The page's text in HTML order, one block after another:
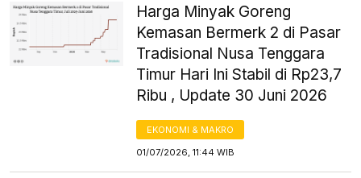
Harga Minyak Goreng
Kemasan Bermerk 2 di Pasar
Tradisional Nusa Tenggara
Timur Hari Ini Stabil di Rp23,7
Ribu , Update 30 Juni 2026
EKONOMI & MAKRO
01/07/2026, 11:44 WIB